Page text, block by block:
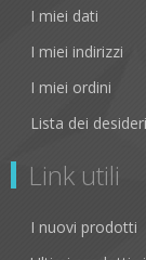
I miei dati
I miei indirizzi
I miei ordini
Lista dei desideri
Link utili
I nuovi prodotti